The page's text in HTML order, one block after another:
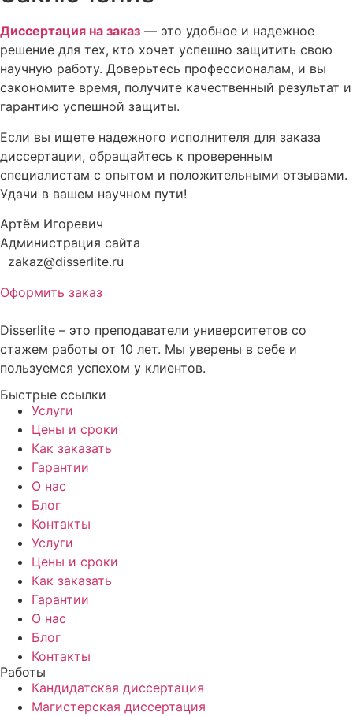
Диссертация на заказ — это удобное и надежное
решение для тех, кто хочет успешно защитить свою
научную работу. Доверьтесь профессионалам, и вы
сэкономите время, получите качественный результат и
гарантию успешной защиты.
Если вы ищете надежного исполнителя для заказа
диссертации, обращайтесь к проверенным
специалистам с опытом и положительными отзывами.
Удачи в вашем научном пути!
Артём Игоревич
Администрация сайта
zakaz@disserlite.ru
Оформить заказ
Disserlite – это преподаватели университетов со
стажем работы от 10 лет. Мы уверены в себе и
пользуемся успехом у клиентов.
Быстрые ссылки
Услуги
Цены и сроки
Как заказать
Гарантии
О нас
Блог
Контакты
Услуги
Цены и сроки
Как заказать
Гарантии
О нас
Блог
Контакты
Работы
Кандидатская диссертация
Магистерская диссертация